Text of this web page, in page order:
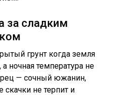
за сладким
грунт когда земля
ночная температура не
— сочный южанин,
не терпит и